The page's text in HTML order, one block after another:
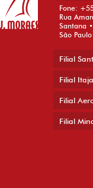
Fone:
Rua
Santana
São
Filial
Filial
Filial
Filial